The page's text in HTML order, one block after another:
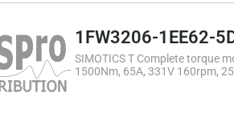
1FW3206-1EE62-
SIMOTICS T Complete torque
1500Nm, 65A, 331V 160rpm,